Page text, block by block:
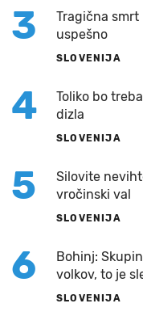
3
Tragična
uspešno
SLOVENIJA
4
Toliko bo
dizla
SLOVENIJA
5
Silovite
vročinski val
SLOVENIJA
6
Bohinj:
volkov, to je
SLOVENIJA